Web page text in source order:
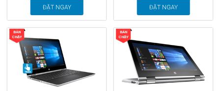
ĐẶT NGAY ĐẶT NGAY
BÁN
CHẠY
BÁN
CHẠY